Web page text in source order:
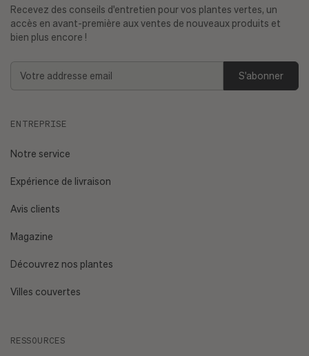
Plantes faciles d'entretien
niveau de luminosité de mon espace ?
Ai-je des animaux de compagnie ou un enfant en bas âge
Recevez des conseils d'entretien pour vos plantes vertes, un
accès en avant-première aux ventes de nouveaux produits et
bien plus encore !
Addresse
ENTREPRISE
Notre service
Expérience de livraison
Avis clients
Magazine
Découvrez nos plantes
Villes couvertes
RESSOURCES